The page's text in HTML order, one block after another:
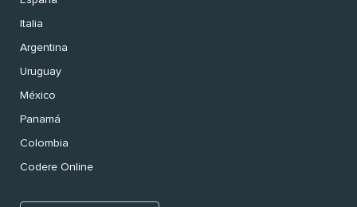
Italia
Argentina
Uruguay
México
Panamá
Colombia
Codere Online